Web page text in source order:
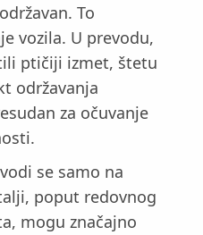
To
vozila. U prevodu,
ptičiji izmet, štetu
održavanja
za očuvanje
se samo na
poput redovnog
mogu značajno